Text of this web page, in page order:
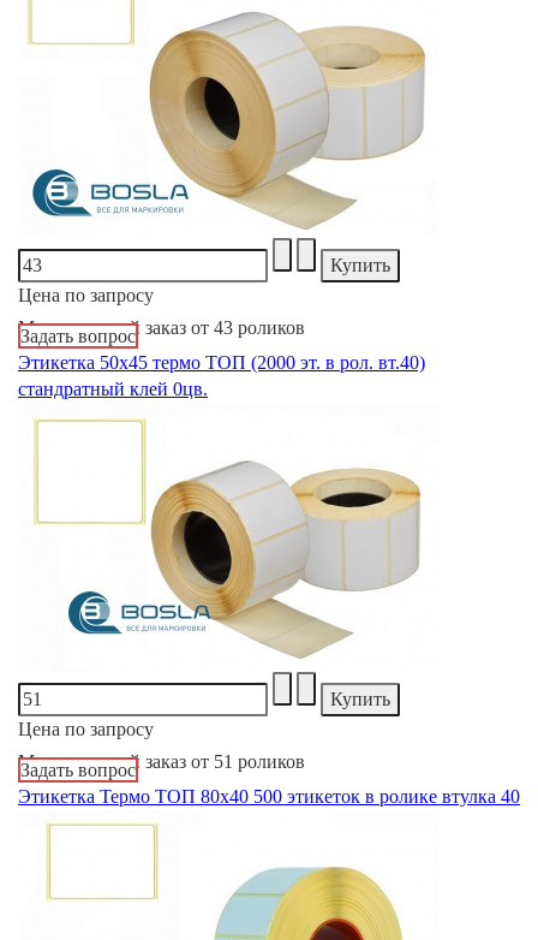
Цена по запросу
Минимальный заказ от 43 роликов
Задать вопрос
Этикетка 50х45 термо ТОП (2000 эт. в рол. вт.40)
стандратный клей 0цв.
Цена по запросу
Минимальный заказ от 51 роликов
Задать вопрос
Этикетка Термо ТОП 80х40 500 этикеток в ролике втулка 40